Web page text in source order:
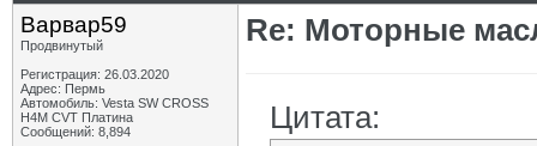
Варвар59
Продвинутый
Регистрация: 26.03.2020
Адрес: Пермь
Автомобиль: Vesta SW CROSS
H4M CVT Платина
Сообщений: 8,894
Re: Моторные
Цитата: